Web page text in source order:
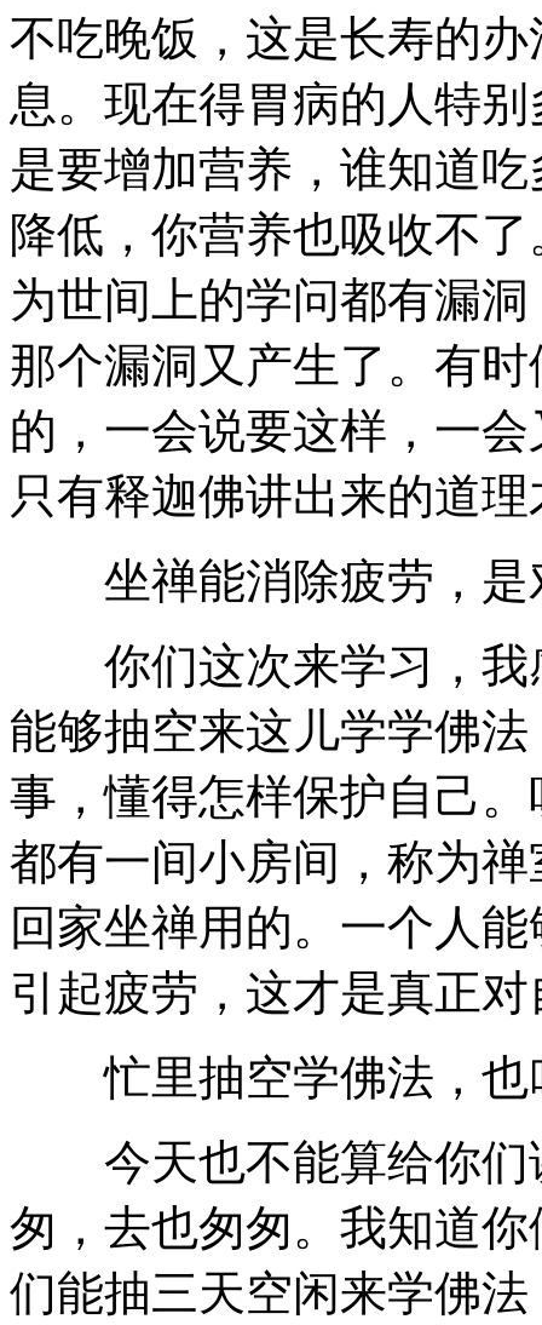
不吃晚饭，这是长寿的
息。现在得胃病的人特
是要增加营养，谁知道
降低，你营养也吸收不
为世间上的学问都有漏
那个漏洞又产生了。有
的，一会说要这样，一
只有释迦佛讲出来的道
坐禅能消除疲劳，是
你们这次来学习，我
能够抽空来这儿学学佛
事，懂得怎样保护自己
都有一间小房间，称为
回家坐禅用的。一个人
引起疲劳，这才是真正
忙里抽空学佛法，也
今天也不能算给你们
匆，去也匆匆。我知道
们能抽三天空闲来学佛